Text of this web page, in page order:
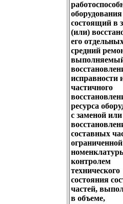
состоящий в
(или)
его
средний
исправности
частичного
ресурса
с заменой или
составных
ограниченной
контролем
технического
состояния
частей,
в объеме,